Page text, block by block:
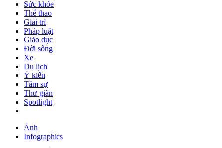
Sức khỏe
Thể thao
Giải trí
Pháp luật
Giáo dục
Đời sống
Xe
Du lịch
Ý kiến
Tâm sự
Thư giãn
Spotlight
Ảnh
Infographics